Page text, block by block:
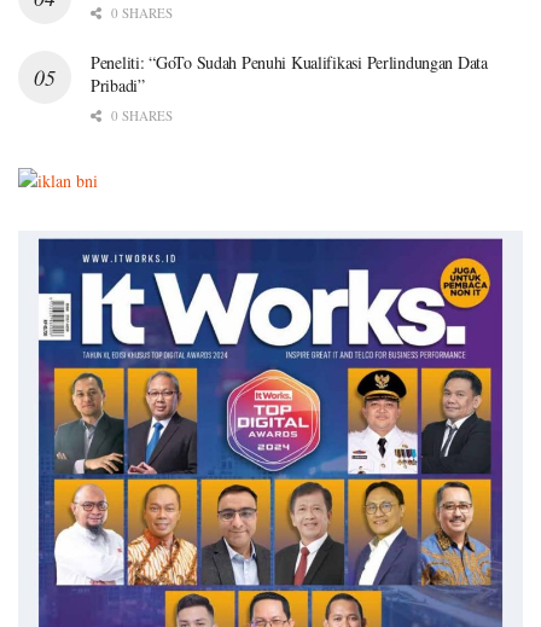
0 SHARES
Peneliti: “GoTo Sudah Penuhi Kualifikasi Perlindungan Data
Pribadi”
0 SHARES